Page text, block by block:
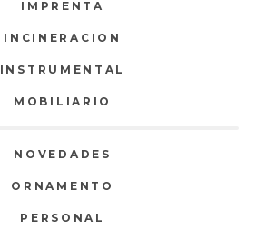
IMPRENTA
INCINERACION
INSTRUMENTAL
MOBILIARIO
NOVEDADES
ORNAMENTO
PERSONAL